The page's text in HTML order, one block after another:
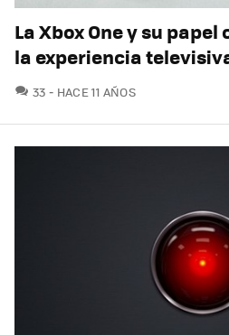
La Xbox One y su
la experiencia
33 COMENTARIOS
HACE 11 AÑOS